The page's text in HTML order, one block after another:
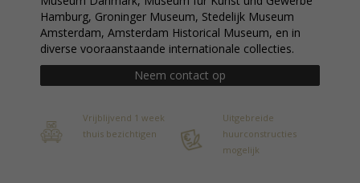
Hamburg, Groninger Museum, Stedelijk Museum
Amsterdam, Amsterdam Historical Museum, en in
diverse vooraanstaande internationale collecties.
Neem contact op
Vrijblijvend 1 week
thuis bezichtigen
Uitgebreide
huurconstructies
mogelijk